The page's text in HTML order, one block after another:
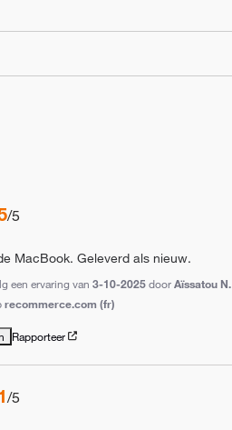
/5
MacBook. Geleverd als nieuw.
een ervaring van3-10-2025 doorAïssatou N.
recommerce.com (fr)
Rapporteer
/5